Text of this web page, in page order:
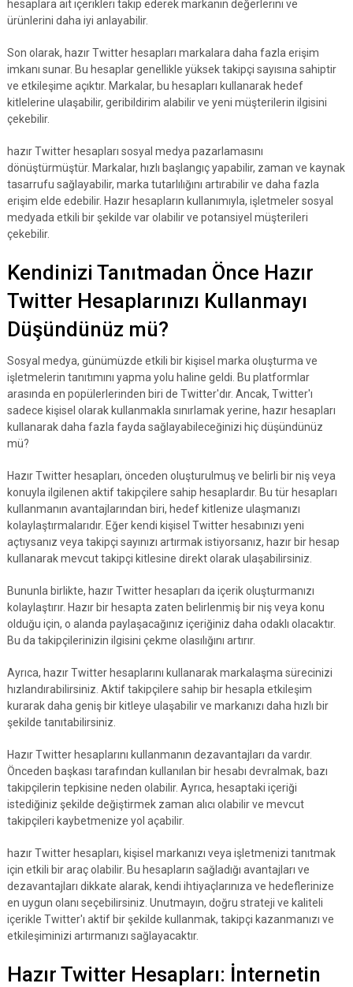
hesaplara ait içerikleri takip ederek markanın değerlerini ve
ürünlerini daha iyi anlayabilir.
Son olarak, hazır Twitter hesapları markalara daha fazla erişim
imkanı sunar. Bu hesaplar genellikle yüksek takipçi sayısına sahiptir
ve etkileşime açıktır. Markalar, bu hesapları kullanarak hedef
kitlelerine ulaşabilir, geribildirim alabilir ve yeni müşterilerin ilgisini
çekebilir.
hazır Twitter hesapları sosyal medya pazarlamasını
dönüştürmüştür. Markalar, hızlı başlangıç yapabilir, zaman ve kaynak
tasarrufu sağlayabilir, marka tutarlılığını artırabilir ve daha fazla
erişim elde edebilir. Hazır hesapların kullanımıyla, işletmeler sosyal
medyada etkili bir şekilde var olabilir ve potansiyel müşterileri
çekebilir.
Kendinizi Tanıtmadan Önce Hazır
Twitter Hesaplarınızı Kullanmayı
Düşündünüz mü?
Sosyal medya, günümüzde etkili bir kişisel marka oluşturma ve
işletmelerin tanıtımını yapma yolu haline geldi. Bu platformlar
arasında en popülerlerinden biri de Twitter'dır. Ancak, Twitter'ı
sadece kişisel olarak kullanmakla sınırlamak yerine, hazır hesapları
kullanarak daha fazla fayda sağlayabileceğinizi hiç düşündünüz
mü?
Hazır Twitter hesapları, önceden oluşturulmuş ve belirli bir niş veya
konuyla ilgilenen aktif takipçilere sahip hesaplardır. Bu tür hesapları
kullanmanın avantajlarından biri, hedef kitlenize ulaşmanızı
kolaylaştırmalarıdır. Eğer kendi kişisel Twitter hesabınızı yeni
açtıysanız veya takipçi sayınızı artırmak istiyorsanız, hazır bir hesap
kullanarak mevcut takipçi kitlesine direkt olarak ulaşabilirsiniz.
Bununla birlikte, hazır Twitter hesapları da içerik oluşturmanızı
kolaylaştırır. Hazır bir hesapta zaten belirlenmiş bir niş veya konu
olduğu için, o alanda paylaşacağınız içeriğiniz daha odaklı olacaktır.
Bu da takipçilerinizin ilgisini çekme olasılığını artırır.
Ayrıca, hazır Twitter hesaplarını kullanarak markalaşma sürecinizi
hızlandırabilirsiniz. Aktif takipçilere sahip bir hesapla etkileşim
kurarak daha geniş bir kitleye ulaşabilir ve markanızı daha hızlı bir
şekilde tanıtabilirsiniz.
Hazır Twitter hesaplarını kullanmanın dezavantajları da vardır.
Önceden başkası tarafından kullanılan bir hesabı devralmak, bazı
takipçilerin tepkisine neden olabilir. Ayrıca, hesaptaki içeriği
istediğiniz şekilde değiştirmek zaman alıcı olabilir ve mevcut
takipçileri kaybetmenize yol açabilir.
hazır Twitter hesapları, kişisel markanızı veya işletmenizi tanıtmak
için etkili bir araç olabilir. Bu hesapların sağladığı avantajları ve
dezavantajları dikkate alarak, kendi ihtiyaçlarınıza ve hedeflerinize
en uygun olanı seçebilirsiniz. Unutmayın, doğru strateji ve kaliteli
içerikle Twitter'ı aktif bir şekilde kullanmak, takipçi kazanmanızı ve
etkileşiminizi artırmanızı sağlayacaktır.
Hazır Twitter Hesapları: İnternetin